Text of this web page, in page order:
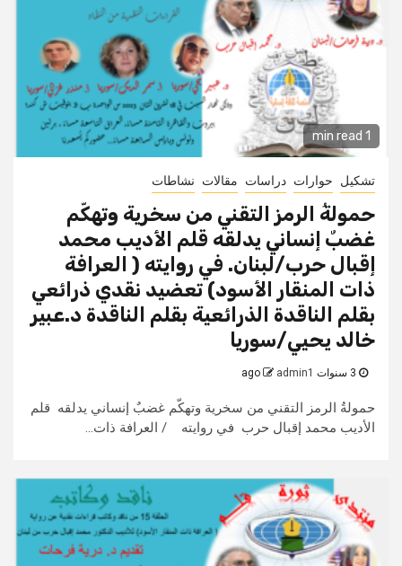
1 min read
تشكيل حوارات دراسات مقالات نشاطات
حمولةُ الرمز التقني من سخرية وتهكّم
غضبٌ إنساني يدلقه قلم الأديب محمد
إقبال حرب/لبنان. في روايته ( العرافة
ذات المنقار الأسود) تعضيد نقدي ذرائعي
بقلم الناقدة الذرائعية بقلم الناقدة د.عبير
خالد يحيي/سوريا
admin1
حمولةُ الرمز التقني من سخرية وتهكّم غضبٌ إنساني يدلقه قلم
الأديب محمد إقبال حرب في روايته / العرافة ذات...